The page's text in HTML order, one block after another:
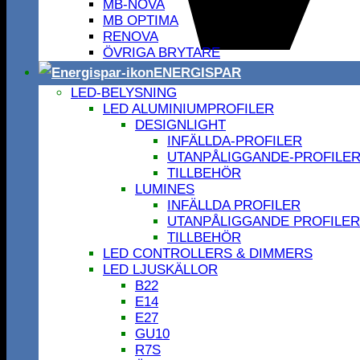
MB-NOVA
MB OPTIMA
RENOVA
ÖVRIGA BRYTARE
ENERGISPAR
LED-BELYSNING
LED ALUMINIUMPROFILER
DESIGNLIGHT
INFÄLLDA-PROFILER
UTANPÅLIGGANDE-PROFILER
TILLBEHÖR
LUMINES
INFÄLLDA PROFILER
UTANPÅLIGGANDE PROFILER
TILLBEHÖR
LED CONTROLLERS & DIMMERS
LED LJUSKÄLLOR
B22
E14
E27
GU10
R7S